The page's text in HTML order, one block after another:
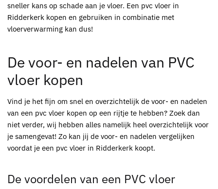
sneller kans op schade aan je vloer. Een pvc vloer in
Ridderkerk kopen en gebruiken in combinatie met
vloerverwarming kan dus!
De voor- en nadelen van PVC
vloer kopen
Vind je het fijn om snel en overzichtelijk de voor- en nadelen
van een pvc vloer kopen op een rijtje te hebben? Zoek dan
niet verder, wij hebben alles namelijk heel overzichtelijk voor
je samengevat! Zo kan jij de voor- en nadelen vergelijken
voordat je een pvc vloer in Ridderkerk koopt.
De voordelen van een PVC vloer